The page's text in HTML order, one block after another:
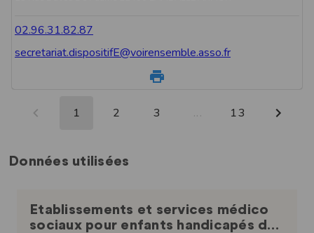
Données utilisées
Etablissements et services médico
sociaux pour enfants handicapés d…